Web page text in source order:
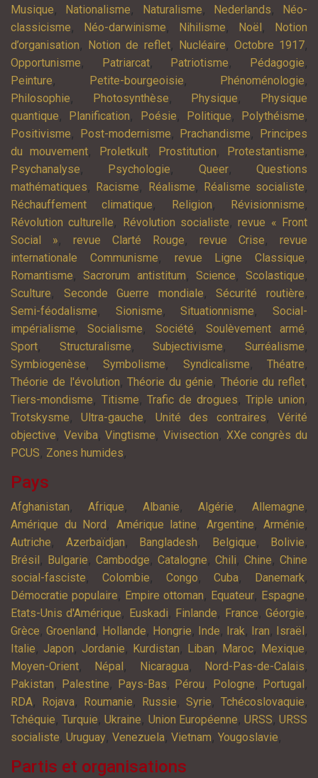
Musique, Nationalisme, Naturalisme, Nederlands,
Néo-
classicisme, Néo-darwinisme, Nihilisme, Noël ,
Notion
d’organisation, Notion de reflet, Nucléaire, Octobre 1917,
Opportunisme, Patriarcat, Patriotisme, Pédagogie,
Peinture, Petite-bourgeoisie, Phénoménologie,
Philosophie, Photosynthèse, Physique,
Physique
quantique, Planification, Poésie, Politique, Polythéisme,
Positivisme, Post-modernisme, Prachandisme,
Principes
du mouvement, Proletkult, Prostitution, Protestantisme,
Psychanalyse, Psychologie, Queer,Questions
mathématiques, Racisme, Réalisme, Réalisme socialiste,
Réchauffement climatique, Religion, Révisionnisme,
Révolution culturelle, Révolution socialiste,revue « Front
Social », revue Clarté Rouge, revue Crise, revue
internationale Communisme, revue Ligne Classique,
Romantisme,Sacrorum antistitum, Science, Scolastique,
Sculture, Seconde Guerre mondiale,Sécurité routière,
Semi-féodalisme, Sionisme,Situationnisme,Social-
impérialisme,Socialisme, Société, Soulèvement armé,
Sport, Structuralisme,Subjectivisme,Surréalisme,
Symbiogenèse,Symbolisme, Syndicalisme,Théatre,
Théorie de l'évolution,Théorie du génie, Théorie du reflet,
Tiers-mondisme, Titisme,Trafic de drogues,Triple union,
Trotskysme,Ultra-gauche, Unité des contraires,Vérité
objective, Veviba,Vingtisme,Vivisection, XXe congrès du
PCUS, Zones humides,
Pays
Afghanistan, Afrique, Albanie, Algérie, Allemagne,
Amérique du Nord , Amérique latine, Argentine, Arménie,
Autriche, Azerbaïdjan, Bangladesh, Belgique, Bolivie,
Brésil , Bulgarie, Cambodge, Catalogne, Chili, Chine, Chine
social-fasciste, Colombie, Congo,Cuba, Danemark,
Démocratie populaire, Empire ottoman, Equateur, Espagne,
Etats-Unis d'Amérique, Euskadi, Finlande, France,Géorgie,
Grèce, Groenland , Hollande, Hongrie, Inde, Irak, Iran, Israël ,
Italie, Japon, Jordanie, Kurdistan, Liban, Maroc, Mexique,
Moyen-Orient, Népal , Nicaragua, Nord-Pas-de-Calais,
Pakistan, Palestine, Pays-Bas, Pérou, Pologne, Portugal ,
RDA, Rojava, Roumanie, Russie, Syrie, Tchécoslovaquie,
Tchéquie,Turquie,Ukraine, Union Européenne, URSS,URSS
socialiste, Uruguay, Venezuela, Vietnam, Yougoslavie,
Partis et organisations